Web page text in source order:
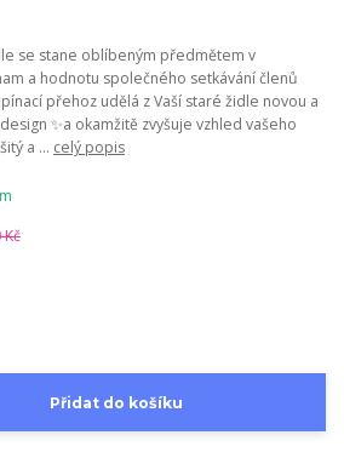
se stane oblíbeným předmětem v
a hodnotu společného setkávání členů
přehoz udělá z Vaší staré židle novou a
✨a okamžitě zvyšuje vzhled vašeho
a ... celý popis
Kč
Přidat do košíku